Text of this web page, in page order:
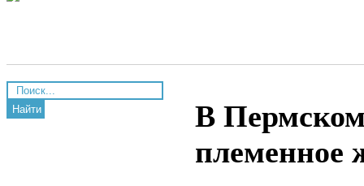
Найти
В Пермском
племенное